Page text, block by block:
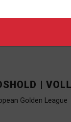
|
Golden League